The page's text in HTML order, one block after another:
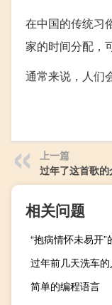
在中国的传统习
家的时间分配，
通常来说，人们
上一篇
过年了这首歌
相关问题
“抱病情怀未易开”
过年前几天洗车
简单的编程语言